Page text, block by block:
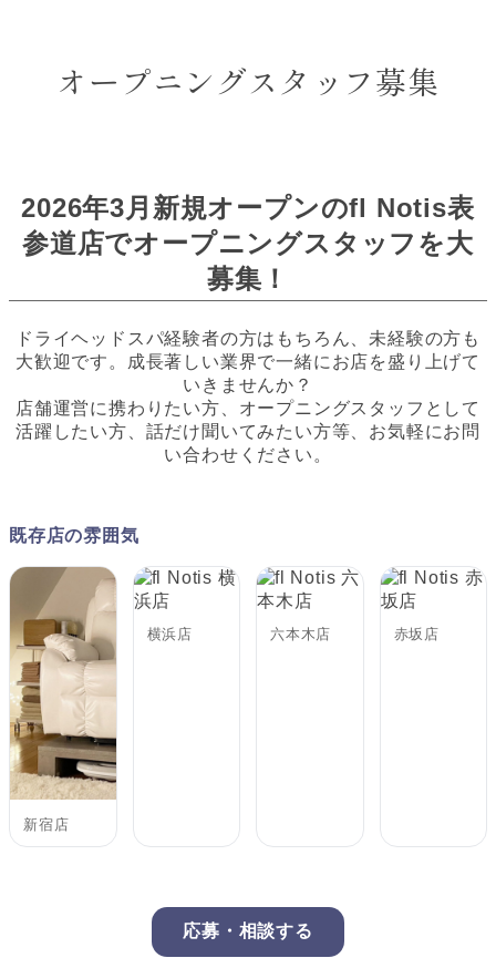
オープニングスタッフ募集
2026年3月新規オープンのfl Notis表
参道店でオープニングスタッフを大
募集！
ドライヘッドスパ経験者の方はもちろん、未経験の方も
大歓迎です。成長著しい業界で一緒にお店を盛り上げて
いきませんか？
店舗運営に携わりたい方、オープニングスタッフとして
活躍したい方、話だけ聞いてみたい方等、お気軽にお問
い合わせください。
既存店の雰囲気
新宿店
横浜店 六本木店 赤坂店
応募・相談する